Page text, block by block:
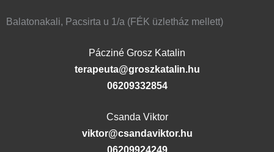
Balatonakali, Pacsirta u 1/a (FÉK üzletház mellett)
Pácziné Grosz Katalin
terapeuta@groszkatalin.hu
06209332854
Csanda Viktor
viktor@csandaviktor.hu
06209924249